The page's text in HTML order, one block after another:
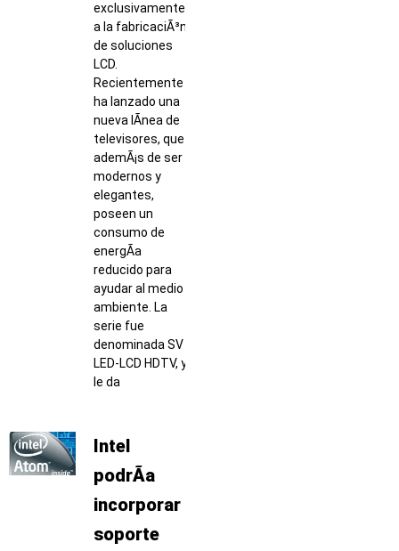
exclusivamente
a la fabricaciÃ³n
de soluciones
LCD.
Recientemente
ha lanzado una
nueva lÃ­nea de
televisores, que
ademÃ¡s de ser
modernos y
elegantes,
poseen un
consumo de
energÃ­a
reducido para
ayudar al medio
ambiente. La
serie fue
denominada SV
LED-LCD HDTV, y
le da
Intel
podrÃ­a
incorporar
soporte